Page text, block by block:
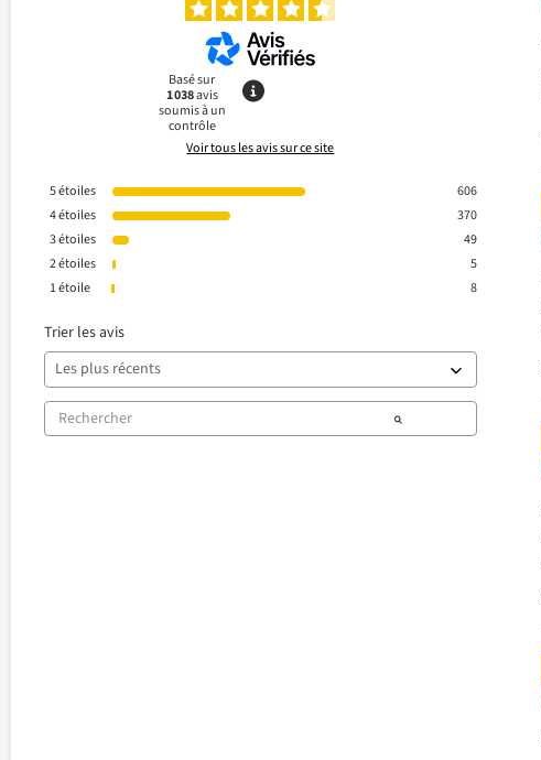
Basé sur
1 038avis
soumis à un
contrôle
Voir tous les avis sur ce site
5étoiles
606
4étoiles
370
3étoiles
49
2étoiles
5
1étoile 8
Trier les avis